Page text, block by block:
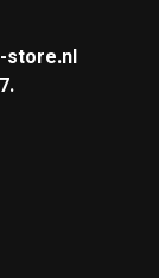
store.nl